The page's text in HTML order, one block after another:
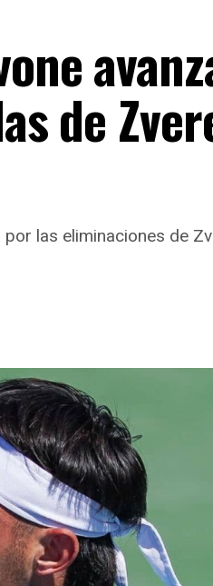
de
las eliminaciones de